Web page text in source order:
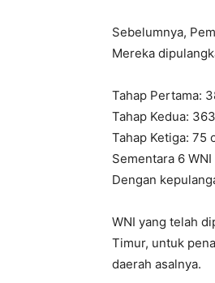
Sebelumnya,
Mereka
Tahap Pertama:
Tahap Kedua:
Tahap Ketiga: 75
Sementara 6
Dengan
WNI yang telah
Timur, untuk
daerah asalnya.